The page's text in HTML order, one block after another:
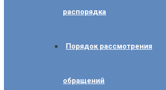
распорядка
Порядок рассмотрения
обращений